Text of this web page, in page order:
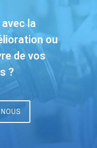
la
ou
de vos
?